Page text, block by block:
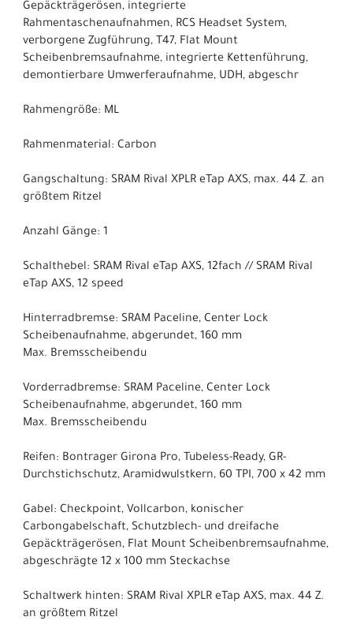
Gepäckträgerösen, integrierte
Rahmentaschenaufnahmen, RCS Headset System,
verborgene Zugführung, T47, Flat Mount
Scheibenbremsaufnahme, integrierte Kettenführung,
demontierbare Umwerferaufnahme, UDH, abgeschr
Rahmengröße: ML
Rahmenmaterial: Carbon
Gangschaltung: SRAM Rival XPLR eTap AXS, max. 44 Z. an
größtem Ritzel
Anzahl Gänge: 1
Schalthebel: SRAM Rival eTap AXS, 12fach // SRAM Rival
eTap AXS, 12 speed
Hinterradbremse: SRAM Paceline, Center Lock
Scheibenaufnahme, abgerundet, 160 mm
Max. Bremsscheibendu
Vorderradbremse: SRAM Paceline, Center Lock
Scheibenaufnahme, abgerundet, 160 mm
Max. Bremsscheibendu
Reifen: Bontrager Girona Pro, Tubeless-Ready, GR-
Durchstichschutz, Aramidwulstkern, 60 TPI, 700 x 42 mm
Gabel: Checkpoint, Vollcarbon, konischer
Carbongabelschaft, Schutzblech- und dreifache
Gepäckträgerösen, Flat Mount Scheibenbremsaufnahme,
abgeschrägte 12 x 100 mm Steckachse
Schaltwerk hinten: SRAM Rival XPLR eTap AXS, max. 44 Z.
an größtem Ritzel